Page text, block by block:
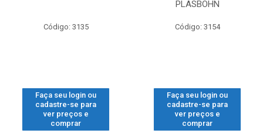
Código: 3135
Faça seu login ou
cadastre-se para
ver preços e
comprar
PLASBOHN
Código: 3154
Faça seu login ou
cadastre-se para
ver preços e
comprar